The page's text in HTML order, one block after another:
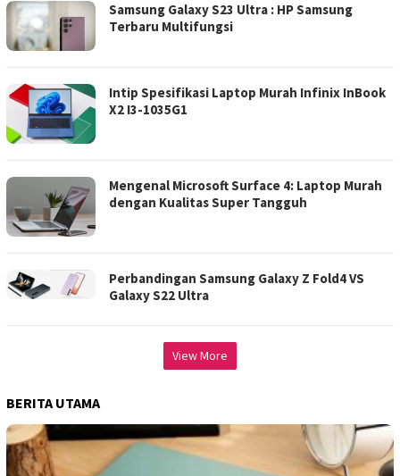
Samsung Galaxy S23 Ultra : HP Samsung
Terbaru Multifungsi
Intip Spesifikasi Laptop Murah Infinix InBook
X2 I3-1035G1
Mengenal Microsoft Surface 4: Laptop Murah
dengan Kualitas Super Tangguh
Perbandingan Samsung Galaxy Z Fold4 VS
Galaxy S22 Ultra
View More
BERITA UTAMA